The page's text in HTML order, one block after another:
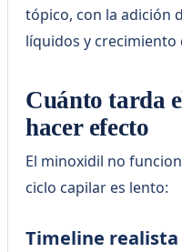
tópico, con la adición
líquidos y crecimiento
Cuánto tarda
hacer efecto
El minoxidil no
ciclo capilar es lento:
Timeline realista